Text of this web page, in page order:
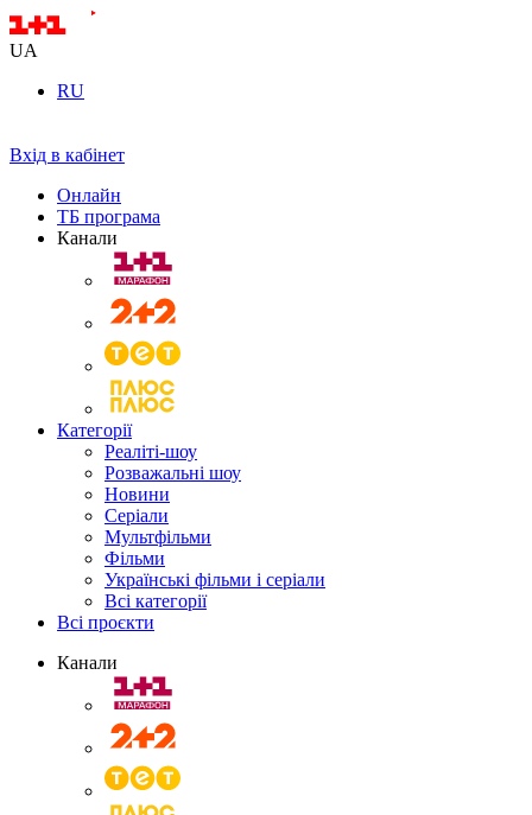
UA
RU
Вхід в кабінет
Онлайн
ТБ програма
Канали
Категорії
Реаліті-шоу
Розважальні шоу
Новини
Серіали
Мультфільми
Фільми
Українські фільми і серіали
Всі категорії
Всі проєкти
Канали